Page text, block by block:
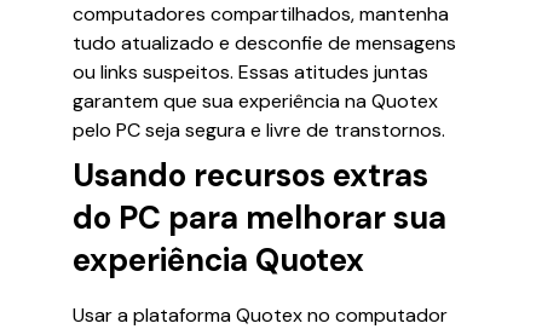
computadores compartilhados, mantenha
tudo atualizado e desconfie de mensagens
ou links suspeitos. Essas atitudes juntas
garantem que sua experiência na Quotex
pelo PC seja segura e livre de transtornos.
Usando recursos extras
do PC para melhorar sua
experiência Quotex
Usar a plataforma Quotex no computador